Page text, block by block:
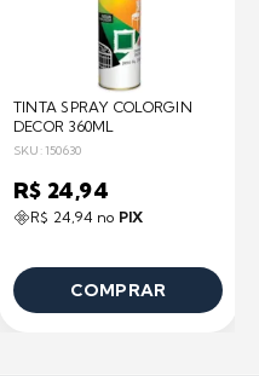
TINTA SPRAY COLORGIN
DECOR 360ML
SKU: 150630
R$ 24,94
R$ 24,94 no PIX
COMPRAR